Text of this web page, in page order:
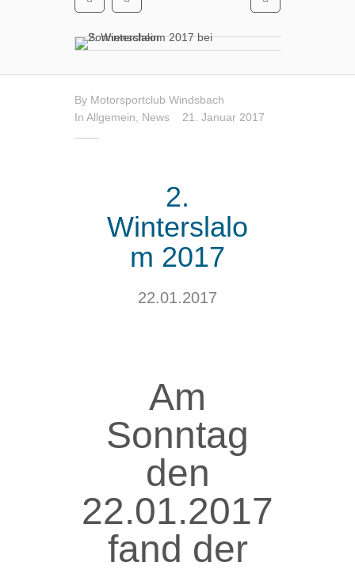
By Motorsportclub Windsbach
In Allgemein News 21. Januar 2017
2.
Winterslalo
m 2017
22.01.2017
Am
Sonntag
den
22.01.2017
fand der